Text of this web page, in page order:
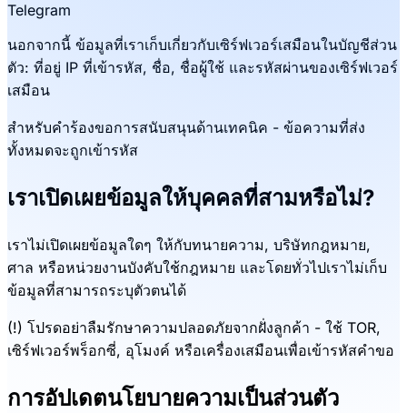
Telegram
นอกจากนี้ ข้อมูลที่เราเก็บเกี่ยวกับเซิร์ฟเวอร์เสมือนในบัญชีส่วน
ตัว: ที่อยู่ IP ที่เข้ารหัส, ชื่อ, ชื่อผู้ใช้ และรหัสผ่านของเซิร์ฟเวอร์
เสมือน
สำหรับคำร้องขอการสนับสนุนด้านเทคนิค - ข้อความที่ส่ง
ทั้งหมดจะถูกเข้ารหัส
เราเปิดเผยข้อมูลให้บุคคลที่สามหรือไม่?
เราไม่เปิดเผยข้อมูลใดๆ ให้กับทนายความ, บริษัทกฎหมาย,
ศาล หรือหน่วยงานบังคับใช้กฎหมาย และโดยทั่วไปเราไม่เก็บ
ข้อมูลที่สามารถระบุตัวตนได้
(!) โปรดอย่าลืมรักษาความปลอดภัยจากฝั่งลูกค้า - ใช้ TOR,
เซิร์ฟเวอร์พร็อกซี่, อุโมงค์ หรือเครื่องเสมือนเพื่อเข้ารหัสคำขอ
การอัปเดตนโยบายความเป็นส่วนตัว